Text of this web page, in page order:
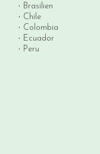
Brasilien
Chile
Colombia
Ecuador
Peru